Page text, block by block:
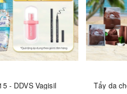
- DDVS Vagisil